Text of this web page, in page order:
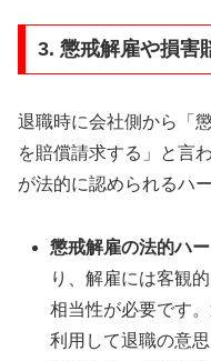
3. 懲戒解雇や損害
退職時に会社側から「
を賠償請求する」と言
が法的に認められるハ
懲戒解雇の法的ハ
り、解雇には客観
相当性が必要です
利用して退職の意